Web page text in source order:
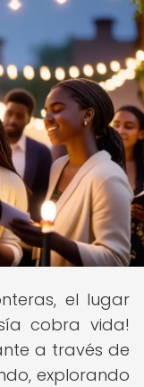
el lugar
cobra vida!
a través de
explorando